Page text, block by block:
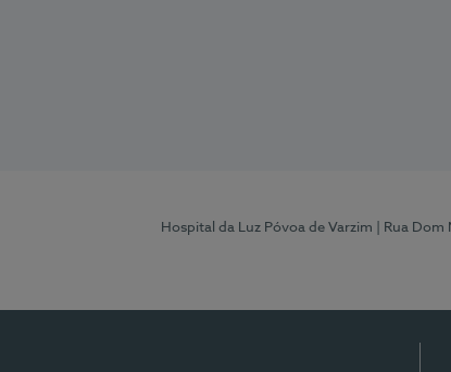
Hospital da Luz Póvoa de Varzim | Rua